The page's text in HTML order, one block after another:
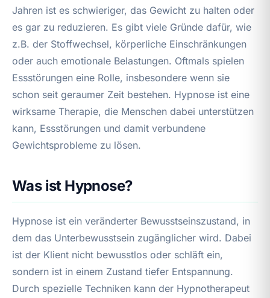
Jahren ist es schwieriger, das Gewicht zu halten oder
es gar zu reduzieren. Es gibt viele Gründe dafür, wie
z.B. der Stoffwechsel, körperliche Einschränkungen
oder auch emotionale Belastungen. Oftmals spielen
Essstörungen eine Rolle, insbesondere wenn sie
schon seit geraumer Zeit bestehen. Hypnose ist eine
wirksame Therapie, die Menschen dabei unterstützen
kann, Essstörungen und damit verbundene
Gewichtsprobleme zu lösen.
Was ist Hypnose?
Hypnose ist ein veränderter Bewusstseinszustand, in
dem das Unterbewusstsein zugänglicher wird. Dabei
ist der Klient nicht bewusstlos oder schläft ein,
sondern ist in einem Zustand tiefer Entspannung.
Durch spezielle Techniken kann der Hypnotherapeut